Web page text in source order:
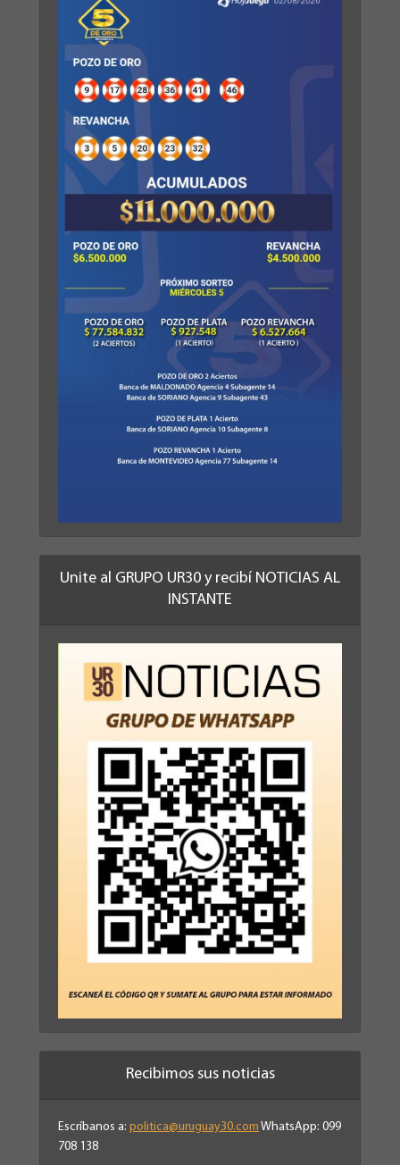
Unite al GRUPO UR30 y recibí NOTICIAS AL
INSTANTE
Recibimos sus noticias
Escríbanos a: politica@uruguay30.com WhatsApp: 099
708 138